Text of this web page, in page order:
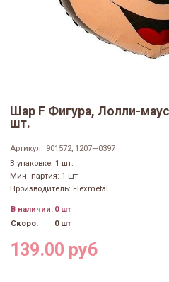
Шар F Фигура, Лолли-
шт.
Артикул: 901572, 1207—0397
В упаковке: 1 шт.
Мин. партия: 1 шт
Производитель: Flexmetal
В наличии: 0 шт
Скоро:
0 шт
139.00 руб